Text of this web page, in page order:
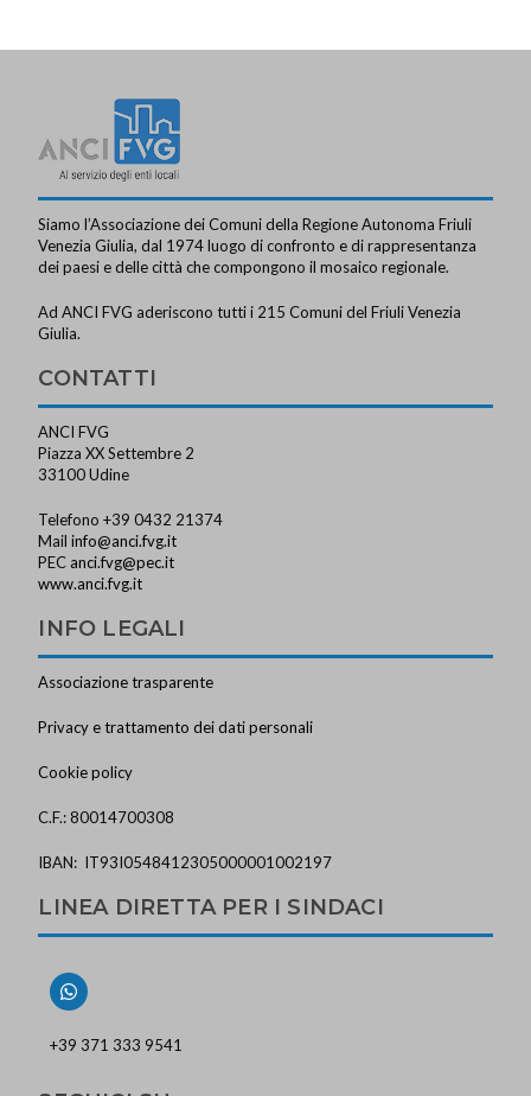
Siamo l’Associazione dei Comuni della Regione Autonoma Friuli
Venezia Giulia, dal 1974 luogo di confronto e di rappresentanza
dei paesi e delle città che compongono il mosaico regionale.
Ad ANCI FVG aderiscono tutti i 215 Comuni del Friuli Venezia
Giulia.
CONTATTI
ANCI FVG
Piazza XX Settembre 2
33100 Udine
Telefono +39 0432 21374
Mailinfo@anci.fvg.it
PEC anci.fvg@pec.it
www.anci.fvg.it
INFO LEGALI
Associazione trasparente
Privacy e trattamento dei dati personali
Cookie policy
C.F.: 80014700308
IBAN: IT93I0548412305000001002197
LINEA DIRETTA PER I SINDACI
+39 371 333 9541